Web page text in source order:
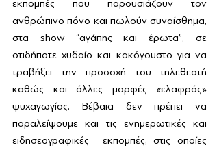
εκπομπές που παρουσιάζουν τον
ανθρώπινο πόνο και πωλούν συναίσθημα,
στα show “αγάπης και έρωτα”, σε
οτιδήποτε χυδαίο και κακόγουστο για να
τραβήξει την προσοχή του τηλεθεατή
καθώς και άλλες μορφές «ελαφράς»
ψυχαγωγίας. Βέβαια δεν πρέπει να
παραλείψουμε και τις ενημερωτικές και
ειδησεογραφικές  εκπομπές, στις οποίες